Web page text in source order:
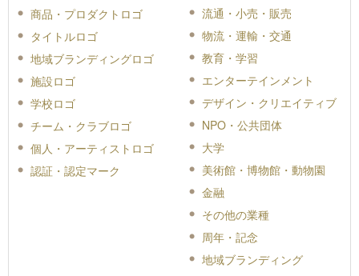
商品・プロダクトロゴ
タイトルロゴ
地域ブランディングロゴ
施設ロゴ
学校ロゴ
チーム・クラブロゴ
個人・アーティストロゴ
認証・認定マーク
流通・小売・販売
物流・運輸・交通
教育・学習
エンターテインメント
デザイン・クリエイティブ
NPO・公共団体
大学
美術館・博物館・動物園
金融
その他の業種
周年・記念
地域ブランディング